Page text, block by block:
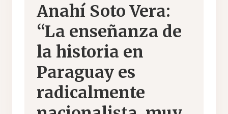
Anahí Soto Vera:
“La enseñanza de
la historia en
Paraguay es
radicalmente